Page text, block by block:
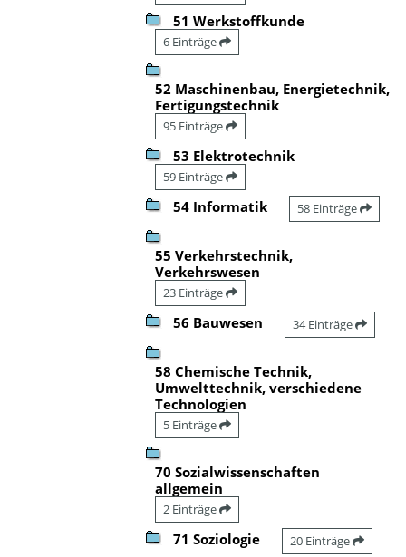
51 Werkstoffkunde
6 Einträge
52 Maschinenbau, Energietechnik,
Fertigungstechnik
95 Einträge
53 Elektrotechnik
59 Einträge
54 Informatik 58 Einträge
55 Verkehrstechnik,
Verkehrswesen
23 Einträge
56 Bauwesen 34 Einträge
58 Chemische Technik,
Umwelttechnik, verschiedene
Technologien
5 Einträge
70 Sozialwissenschaften
allgemein
2 Einträge
71 Soziologie 20 Einträge